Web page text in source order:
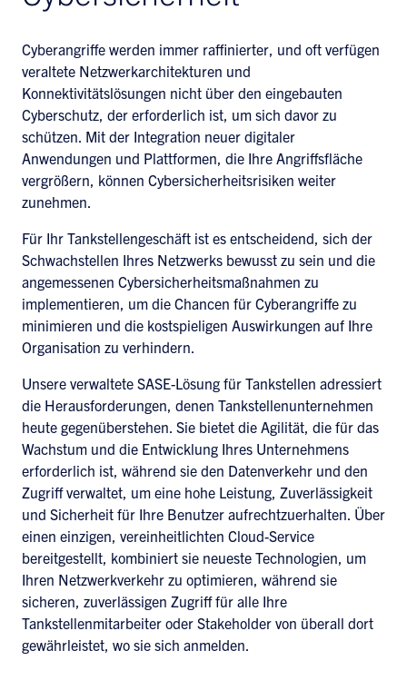
Cyberangriffe werden immer raffinierter, und oft verfügen
veraltete Netzwerkarchitekturen und
Konnektivitätslösungen nicht über den eingebauten
Cyberschutz, der erforderlich ist, um sich davor zu
schützen. Mit der Integration neuer digitaler
Anwendungen und Plattformen, die Ihre Angriffsfläche
vergrößern, können Cybersicherheitsrisiken weiter
zunehmen.
Für Ihr Tankstellengeschäft ist es entscheidend, sich der
Schwachstellen Ihres Netzwerks bewusst zu sein und die
angemessenen Cybersicherheitsmaßnahmen zu
implementieren, um die Chancen für Cyberangriffe zu
minimieren und die kostspieligen Auswirkungen auf Ihre
Organisation zu verhindern.
Unsere verwaltete SASE-Lösung für Tankstellen adressiert
die Herausforderungen, denen Tankstellenunternehmen
heute gegenüberstehen. Sie bietet die Agilität, die für das
Wachstum und die Entwicklung Ihres Unternehmens
erforderlich ist, während sie den Datenverkehr und den
Zugriff verwaltet, um eine hohe Leistung, Zuverlässigkeit
und Sicherheit für Ihre Benutzer aufrechtzuerhalten. Über
einen einzigen, vereinheitlichten Cloud-Service
bereitgestellt, kombiniert sie neueste Technologien, um
Ihren Netzwerkverkehr zu optimieren, während sie
sicheren, zuverlässigen Zugriff für alle Ihre
Tankstellenmitarbeiter oder Stakeholder von überall dort
gewährleistet, wo sie sich anmelden.